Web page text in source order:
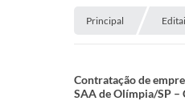
Principal
Contratação de
SAA de Olímpia/SP –